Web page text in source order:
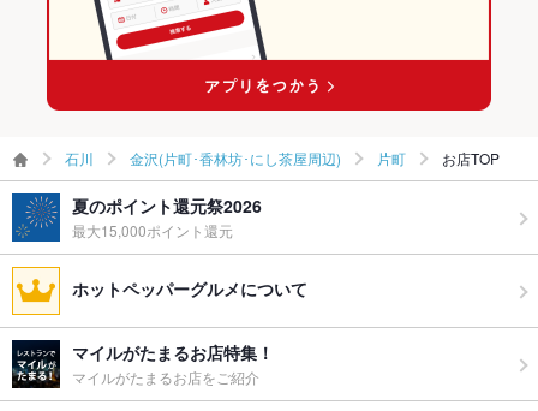
大型プロジェクター、大型モニター3台、卓球ルーム、音響設備
その他
飲み放題 あり ：一律 3,500円
食べ放題 なし
お酒 カクテル充実
お子様連れ お子様連れOK ：ご不明点はお気軽にお問合せください。
ウェディン
グパーティ
ー二次会
カジュアルな結婚式二次会実績あり。不明な点はお気軽にお問
い合わせください。
石川 金沢(片町･香林坊･にし茶屋周辺) 片町 お店TOP
夏のポイント還元祭2026
最大15,000ポイント還元
ホットペッパーグルメについて
マイルがたまるお店特集！
マイルがたまるお店をご紹介